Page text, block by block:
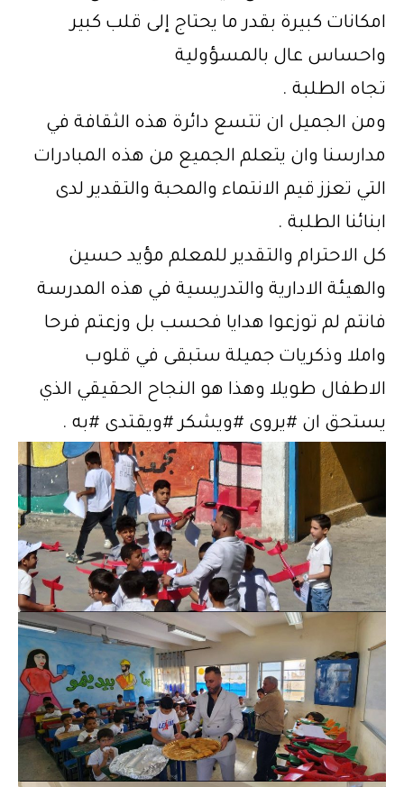
امكانات كبيرة بقدر ما يحتاج إلى قلب كبير
واحساس عال بالمسؤولية
تجاه الطلبة .
ومن الجميل ان تتسع دائرة هذه الثقافة في
مدارسنا وان يتعلم الجميع من هذه المبادرات
التي تعزز قيم الانتماء والمحبة والتقدير لدى
ابنائنا الطلبة .
كل الاحترام والتقدير للمعلم مؤيد حسين
والهيئة الادارية والتدريسية في هذه المدرسة
فانتم لم توزعوا هدايا فحسب بل وزعتم فرحا
واملا وذكريات جميلة ستبقى في قلوب
الاطفال طويلا وهذا هو النجاح الحقيقي الذي
يستحق ان #يروى #ويشكر#ويقتدى #به .